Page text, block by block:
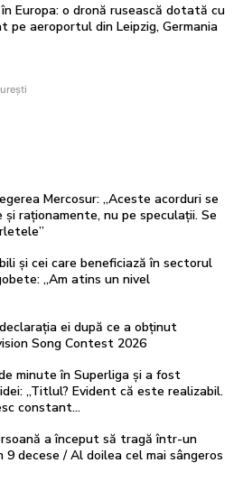
Europa: o dronă rusească dotată cu
pe aeroportul din Leipzig, Germania
Mercosur: „Aceste acorduri se
raționamente, nu pe speculații. Se
și cei care beneficiază în sectorul
„Am atins un nivel
ei după ce a obținut
Song Contest 2026
minute în Superliga și a fost
„Titlul? Evident că este realizabil.
constant...
a început să tragă într-un
9 decese / Al doilea cel mai sângeros